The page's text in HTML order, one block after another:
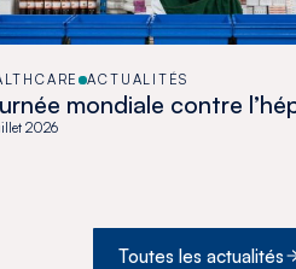
ACTUALITÉS
mondiale contre
2026
Toutes les actualités